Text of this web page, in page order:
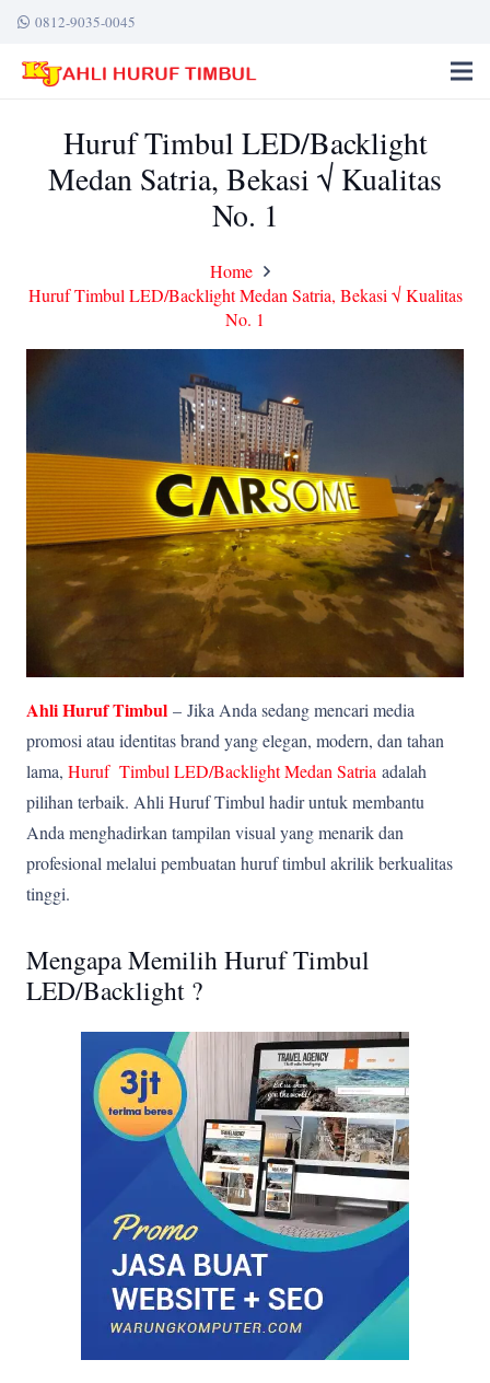
0812-9035-0045
Huruf Timbul LED/Backlight
Medan Satria, Bekasi √ Kualitas
No. 1
Home
Huruf Timbul LED/Backlight Medan Satria, Bekasi √ Kualitas
No. 1
Ahli Huruf Timbul – Jika Anda sedang mencari media
promosi atau identitas brand yang elegan, modern, dan tahan
lama, Huruf Timbul LED/Backlight Medan Satria adalah
pilihan terbaik. Ahli Huruf Timbul hadir untuk membantu
Anda menghadirkan tampilan visual yang menarik dan
profesional melalui pembuatan huruf timbul akrilik berkualitas
tinggi.
Mengapa Memilih Huruf Timbul
LED/Backlight ?